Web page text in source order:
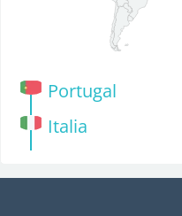
Portugal
Italia